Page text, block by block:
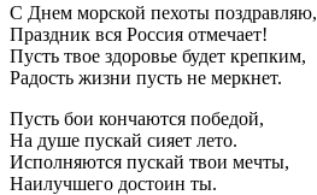
С Днем морской пехоты поздравляю,
Праздник вся Россия отмечает!
Пусть твое здоровье будет крепким,
Радость жизни пусть не меркнет.
Пусть бои кончаются победой,
На душе пускай сияет лето.
Исполняются пускай твои мечты,
Наилучшего достоин ты.